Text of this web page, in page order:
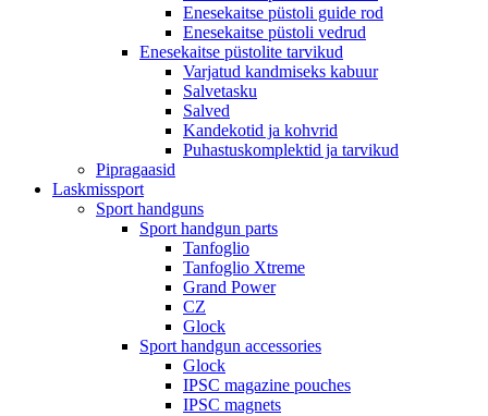
Enesekaitse püstoli guide rod
Enesekaitse püstoli vedrud
Enesekaitse püstolite tarvikud
Varjatud kandmiseks kabuur
Salvetasku
Salved
Kandekotid ja kohvrid
Puhastuskomplektid ja tarvikud
Pipragaasid
Laskmissport
Sport handguns
Sport handgun parts
Tanfoglio
Tanfoglio Xtreme
Grand Power
CZ
Glock
Sport handgun accessories
Glock
IPSC magazine pouches
IPSC magnets